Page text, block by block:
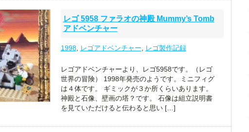
レゴ 5958 ファラオの神殿 Mummy’s Tomb
アドベンチャー
1998, レゴアドベンチャー レゴ製作記録
レゴアドベンチャーより、レゴ5958です。（レゴ
世界の冒険） 1998年発売のようです。ミニフィグ
は４体です。 ギミックが３か所くらいあります。
神殿と石像、壁画の塔？です。 石像は組立説明書
を見ていただけると伝わると思い […]